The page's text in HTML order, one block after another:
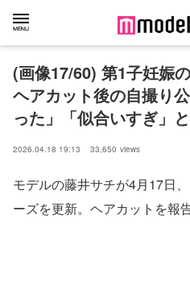
(画像17/60) 第1子妊娠
ヘアカット後の自撮り
った」「似合いすぎ」
2026.04.18 19:13 33,650 views
モデルの藤井サチが4月17日
ーズを更新。ヘアカットを報